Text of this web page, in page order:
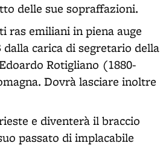
delle sue sopraffazioni.
ras emiliani in piena auge
carica di segretario della
Rotigliano (1880-
Dovrà lasciare inoltre
e diventerà il braccio
passato di implacabile